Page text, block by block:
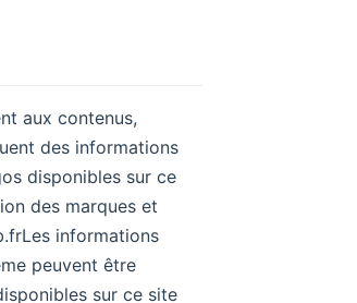
aux contenus,
des informations
disponibles sur ce
des marques et
Les informations
peuvent être
sur ce site